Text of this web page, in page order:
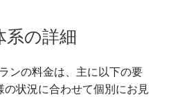
系の詳細
ンの料金は、主に以下の要
状況に合わせて個別にお見